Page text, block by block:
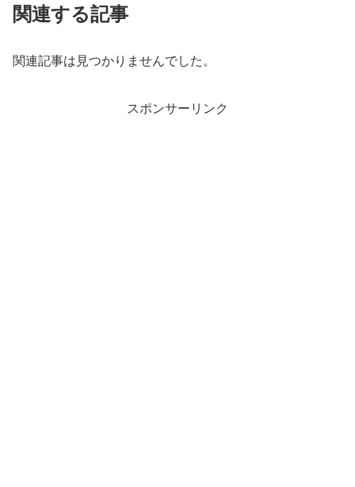
関連する記事
関連記事は見つかりませんでした。
スポンサーリンク